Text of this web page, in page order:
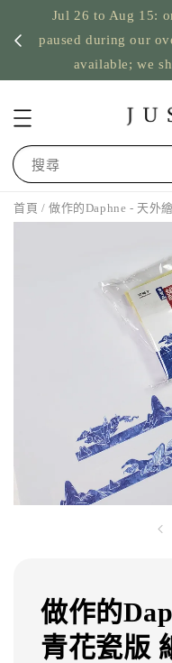
Jul 26 to Aug 15:
paused during our
available; we
搜尋
首頁 / 做作的Daphne - 天外
做作的
青花瓷版